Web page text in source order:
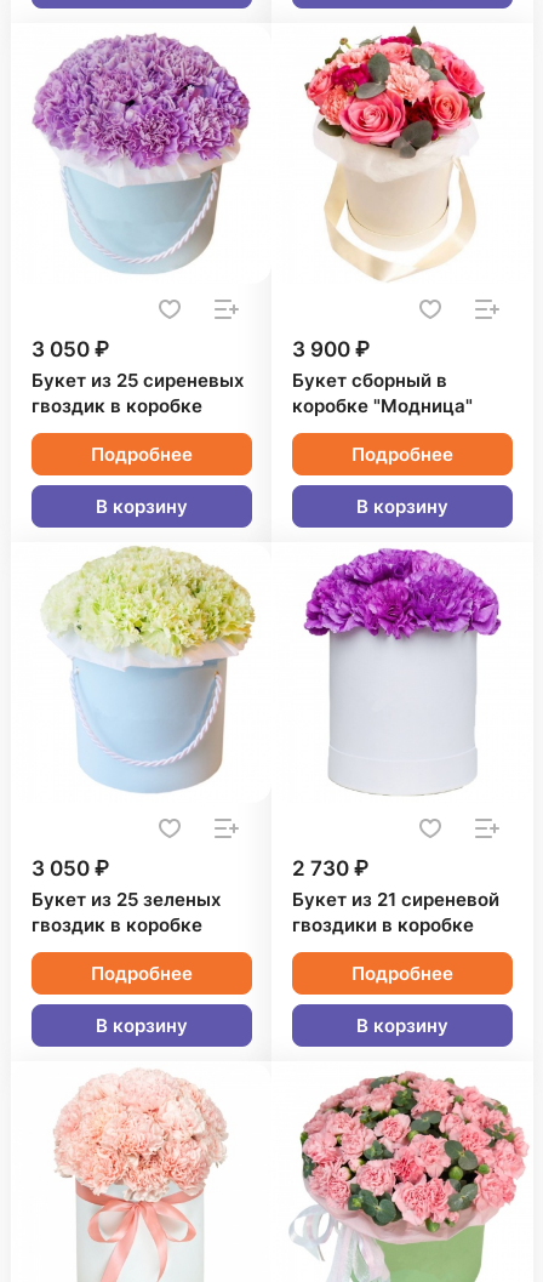
3 050 ₽
Букет из 25 сиреневых
гвоздик в коробке
Подробнее
В корзину
3 900 ₽
Букет сборный в
коробке "Модница"
Подробнее
В корзину
3 050 ₽
Букет из 25 зеленых
гвоздик в коробке
Подробнее
В корзину
2 730 ₽
Букет из 21 сиреневой
гвоздики в коробке
Подробнее
В корзину